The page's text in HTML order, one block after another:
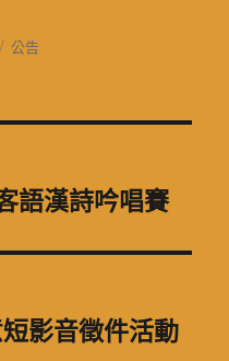
分
公告
語漢詩吟唱賽
影音徵件活動